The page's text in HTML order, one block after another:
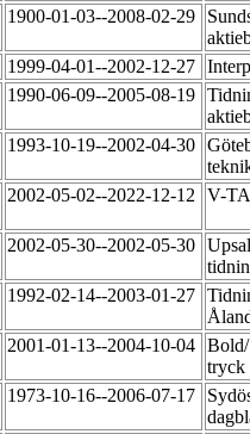
1900-01-03--2008-02-29
1999-04-01--2002-12-27
1990-06-09--2005-08-19
1993-10-19--2002-04-30
2002-05-02--2022-12-12 V-
2002-05-30--2002-05-30
1992-02-14--2003-01-27
2001-01-13--2004-10-04 Bold/
tryck
1973-10-16--2006-07-17